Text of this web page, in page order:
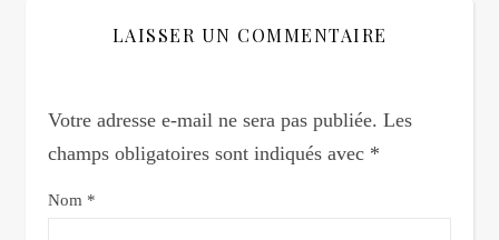
LAISSER UN COMMENTAIRE
Votre adresse e-mail ne sera pas publiée. Les
champs obligatoires sont indiqués avec *
Nom *